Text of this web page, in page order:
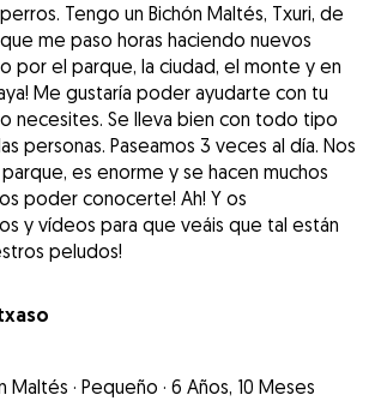
Tengo un Bichón Maltés, Txuri, de
me paso horas haciendo nuevos
por el parque, la ciudad, el monte y en
Me gustaría poder ayudarte con tu
necesites. Se lleva bien con todo tipo
personas. Paseamos 3 veces al día. Nos
es enorme y se hacen muchos
poder conocerte! Ah! Y os
y vídeos para que veáis que tal están
peludos!
Maltés · Pequeño · 6 Años, 10 Meses